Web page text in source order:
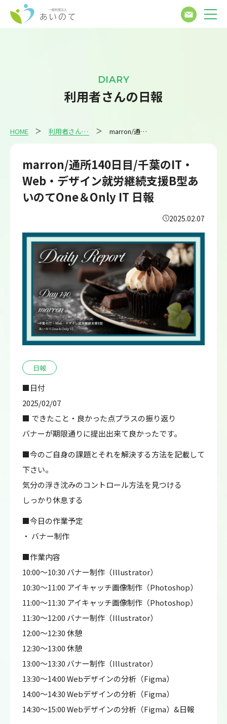
DIARY
利用者さんの日報
HOME 利用者さんの日報 marron/通所140日目/千葉のIT・Web・デザイン就労継続支援B型あいのてOne＆Only IT 日報
marron/通所140日目/千葉のIT・
Web・デザイン就労継続支援B型あ
いのてOne＆Only IT 日報
2025.02.07
日報
■日付
2025/02/07
■ できたこと・良かった点プラスの振り返り
バナーが期限通りに提出出来て良かったです。
■今のご自身の課題とそれを解決する方法を記載して
下さい。
気分の浮き沈みのコントロール方法を見つける
しっかり休息する
■今日の作業予定
・ バナー制作
■作業内容
10:00～10:30 バナー制作（Illustrator）
10:30～11:00 アイキャッチ画像制作（Photoshop）
11:00～11:30 アイキャッチ画像制作（Photoshop）
11:30～12:00 バナー制作（Illustrator）
12:00～12:30 休憩
12:30～13:00 休憩
13:00～13:30 バナー制作（Illustrator）
13:30～14:00 Webデザインの分析（Figma）
14:00～14:30 Webデザインの分析（Figma）
14:30～15:00 Webデザインの分析（Figma）&日報